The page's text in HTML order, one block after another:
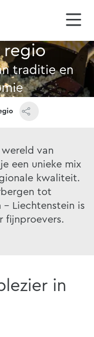
traditie en
regio
van
een unieke mix
kwaliteit.
tot
- Liechtenstein is
fijnproevers.
in